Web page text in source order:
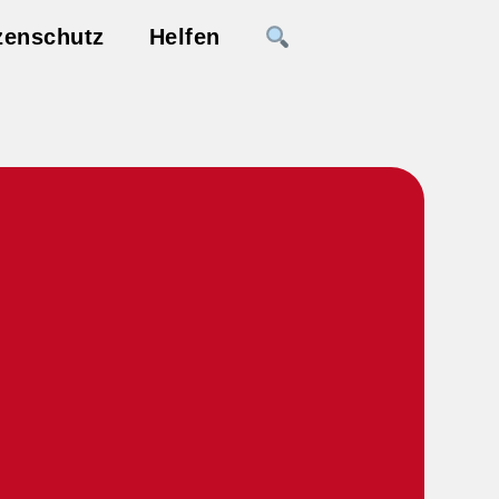
Helfen